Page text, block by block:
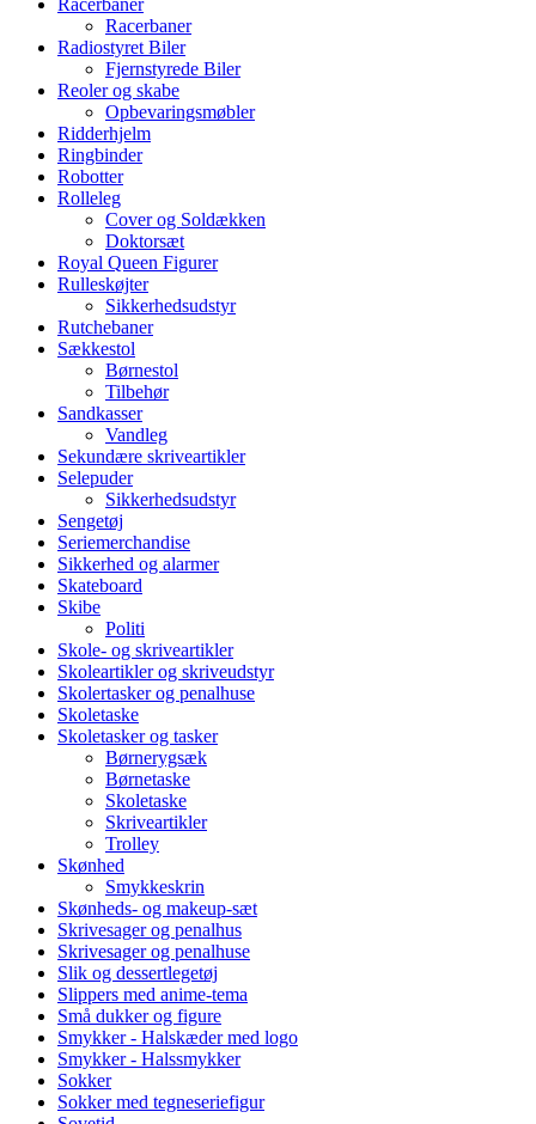
Racerbaner
Radiostyret Biler
Fjernstyrede Biler
Reoler og skabe
Opbevaringsmøbler
Ridderhjelm
Ringbinder
Robotter
Rolleleg
Cover og Soldækken
Doktorsæt
Royal Queen Figurer
Rulleskøjter
Sikkerhedsudstyr
Rutchebaner
Sækkestol
Børnestol
Tilbehør
Sandkasser
Vandleg
Sekundære skriveartikler
Selepuder
Sikkerhedsudstyr
Sengetøj
Seriemerchandise
Sikkerhed og alarmer
Skateboard
Skibe
Politi
Skole- og skriveartikler
Skoleartikler og skriveudstyr
Skolertasker og penalhuse
Skoletaske
Skoletasker og tasker
Børnerygsæk
Børnetaske
Skoletaske
Skriveartikler
Trolley
Skønhed
Smykkeskrin
Skønheds- og makeup-sæt
Skrivesager og penalhus
Skrivesager og penalhuse
Slik og dessertlegetøj
Slippers med anime-tema
Små dukker og figure
Smykker - Halskæder med logo
Smykker - Halssmykker
Sokker
Sokker med tegneseriefigur